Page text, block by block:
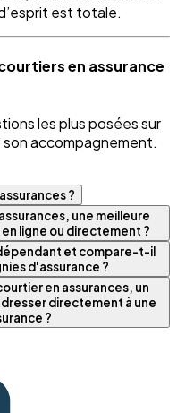
est totale.
en assurance
les plus posées sur
son accompagnement.
?
une meilleure
ligne ou directement ?
et compare-t-il
d'assurance ?
en assurances, un
directement à une
?